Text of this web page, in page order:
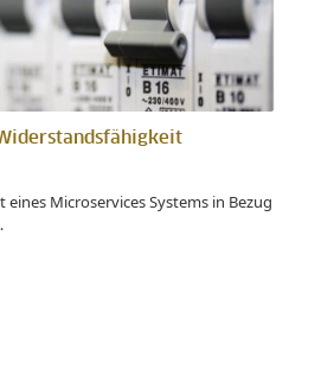
Microservices Systems in Bezug